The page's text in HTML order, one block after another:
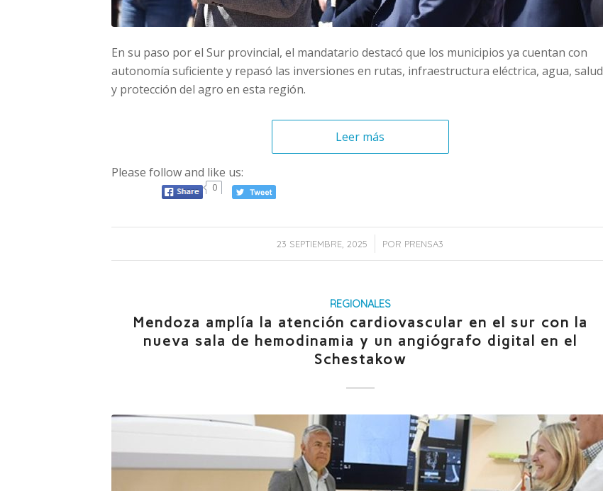
En su paso por el Sur provincial, el mandatario destacó que los municipios ya cuentan con
autonomía suficiente y repasó las inversiones en rutas, infraestructura eléctrica, agua, salud
y protección del agro en esta región.
Leer más
Please follow and like us:
0
23 SEPTIEMBRE, 2025
/ POR PRENSA3
REGIONALES
Mendoza amplía la atención cardiovascular en el sur con la
nueva sala de hemodinamia y un angiógrafo digital en el
Schestakow